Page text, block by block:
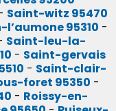
Saint-witz 95470
95310 -
Saint-leu-la-
- Saint-gervais
- Saint-clair-
foret 95350 -
- Roissy-en-